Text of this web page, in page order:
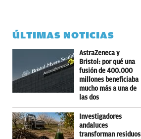
ÚLTIMAS NOTICIAS
AstraZeneca y
Bristol: por qué una
fusión de 400.000
millones beneficiaba
mucho más a una de
las dos
Investigadores
andaluces
transforman residuos